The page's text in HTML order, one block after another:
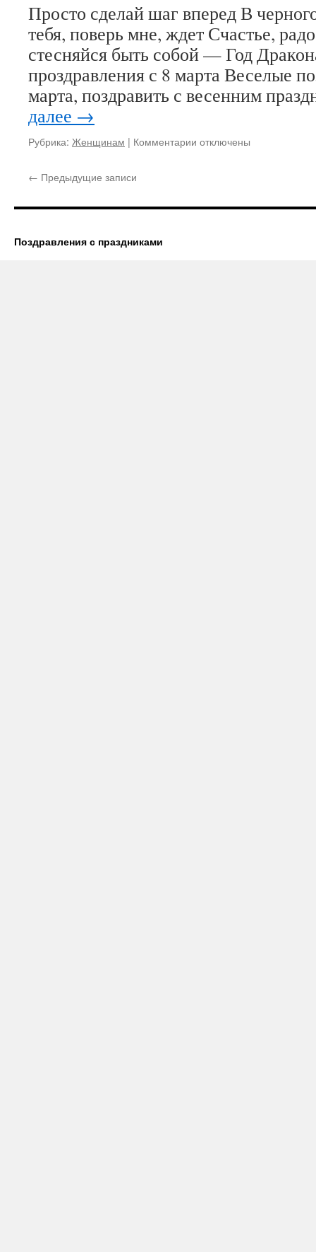
марта
Просто сделай шаг вперед В
тебя, поверь мне, ждет Счастье,
стесняйся быть собой — Год
проздравления с 8 марта Веселые
марта, поздравить с весенним
далее →
Рубрика: Женщинам | Комментарии к
8
отключены
← Предыдущие записи
Поздравления с праздниками